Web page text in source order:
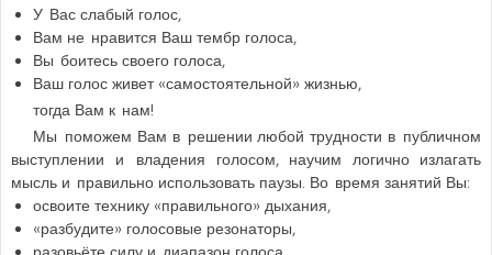
У Вас слабый голос,
Вам не нравится Ваш тембр голоса,
Вы боитесь своего голоса,
Ваш голос живет «самостоятельной» жизнью,
тогда Вам к нам!
Мы поможем Вам в решении любой трудности в публичном
выступлении и владения голосом, научим логично излагать
мысль и правильно использовать паузы. Во время занятий Вы:
освоите технику «правильного» дыхания,
«разбудите» голосовые резонаторы,